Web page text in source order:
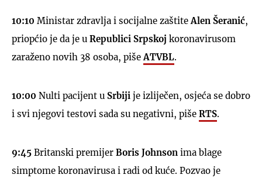
10:10 Ministar zdravlja i socijalne zaštite Alen Šeranić,
priopćio je da je u Republici Srpskoj koronavirusom
zaraženo novih 38 osoba, piše ATVBL.
10:00 Nulti pacijent u Srbiji je izliječen, osjeća se dobro
i svi njegovi testovi sada su negativni, piše RTS.
9:45 Britanski premijer Boris Johnson ima blage
simptome koronavirusa i radi od kuće. Pozvao je